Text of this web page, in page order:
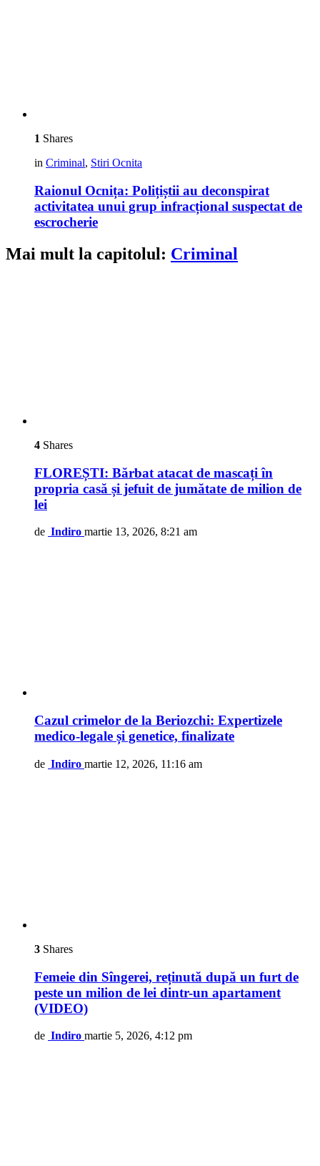
1 Shares
in Criminal, Stiri Ocnita
Raionul Ocnița: Polițiștii au deconspirat
activitatea unui grup infracțional suspectat de
escrocherie
Mai mult la capitolul: Criminal
4 Shares
FLOREȘTI: Bărbat atacat de mascați în
propria casă și jefuit de jumătate de milion de
lei
de Indiro martie 13, 2026, 8:21 am
Cazul crimelor de la Beriozchi: Expertizele
medico-legale și genetice, finalizate
de Indiro martie 12, 2026, 11:16 am
3 Shares
Femeie din Sîngerei, reținută după un furt de
peste un milion de lei dintr-un apartament
(VIDEO)
de Indiro martie 5, 2026, 4:12 pm